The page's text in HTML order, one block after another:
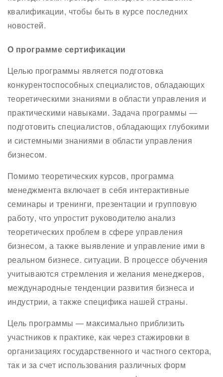
квалификации, чтобы быть в курсе последних
новостей.
О программе сертификации
Целью программы является подготовка
конкурентоспособных специалистов, обладающих
теоретическими знаниями в области управления и
практическими навыками. Задача программы —
подготовить специалистов, обладающих глубокими
и системными знаниями в области управления
бизнесом.
Помимо теоретических курсов, программа
менеджмента включает в себя интерактивные
семинары и тренинги, презентации и групповую
работу, что упростит руководителю анализ
теоретических проблем в сфере управления
бизнесом, а также выявление и управление ими в
реальном бизнесе. ситуации. В процессе обучения
учитываются стремления и желания менеджеров,
международные тенденции развития бизнеса и
индустрии, а также специфика нашей страны.
Цель программы — максимально приблизить
участников к практике, как через стажировки в
организациях государственного и частного сектора,
так и за счет использования различных форм